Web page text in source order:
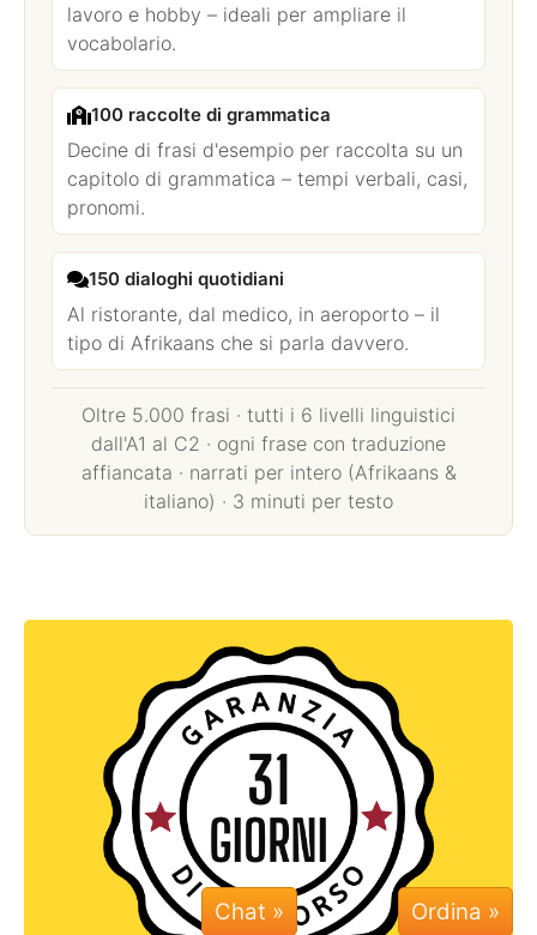
lavoro e hobby – ideali per ampliare il
vocabolario.
100 raccolte di grammatica
Decine di frasi d'esempio per raccolta su un
capitolo di grammatica – tempi verbali, casi,
pronomi.
150 dialoghi quotidiani
Al ristorante, dal medico, in aeroporto – il
tipo di Afrikaans che si parla davvero.
Oltre 5.000 frasi · tutti i 6 livelli linguistici
dall'A1 al C2 · ogni frase con traduzione
affiancata · narrati per intero (Afrikaans &
italiano) · 3 minuti per testo
Chat »